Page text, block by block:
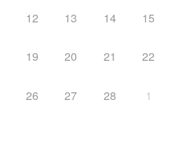
12 13 14 15
19 20 21 22
26 27 28 1